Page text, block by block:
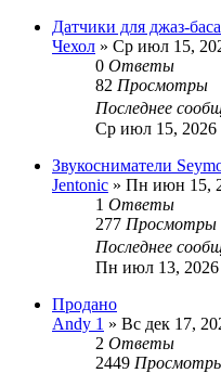
Датчики для джаз-
Чехол » Ср июл 15,
0 Ответы
82 Просмотры
Последнее
Ср июл 15, 2026
Звукосниматели
Jentonic » Пн июн 15,
1 Ответы
277 Просмотры
Последнее
Пн июл 13, 2026
Продано
Andy 1 » Вс дек 17,
2 Ответы
2449